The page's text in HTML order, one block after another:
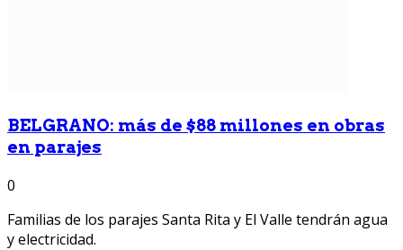
BELGRANO: más de $88 millones en obras
en parajes
0
Familias de los parajes Santa Rita y El Valle tendrán agua
y electricidad.